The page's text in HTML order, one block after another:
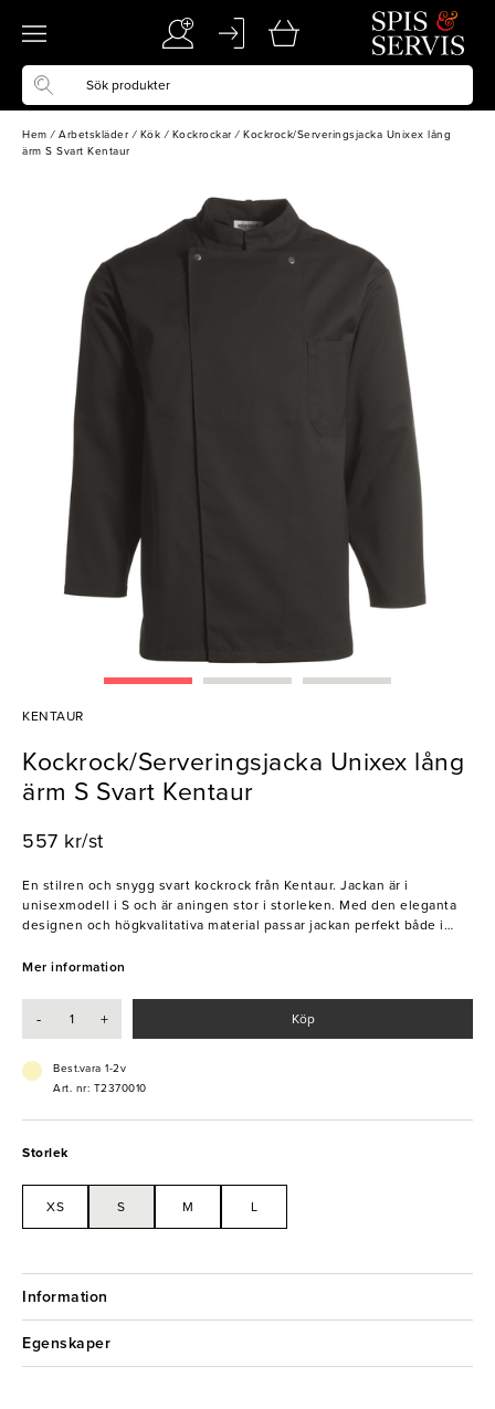
Hem / Arbetskläder / Kök / Kockrockar / Kockrock/Serveringsjacka Unixex lång
ärm S Svart Kentaur
KENTAUR
Kockrock/Serveringsjacka Unixex lång
ärm S Svart Kentaur
557 kr/st
En stilren och snygg svart kockrock från Kentaur. Jackan är i
unisexmodell i S och är aningen stor i storleken. Med den eleganta
designen och högkvalitativa material passar jackan perfekt både i
- Kinakrage
Mer information
- + Köp
Best.vara 1-2v
Art. nr: T2370010
Storlek
XS S M L
Information
Egenskaper